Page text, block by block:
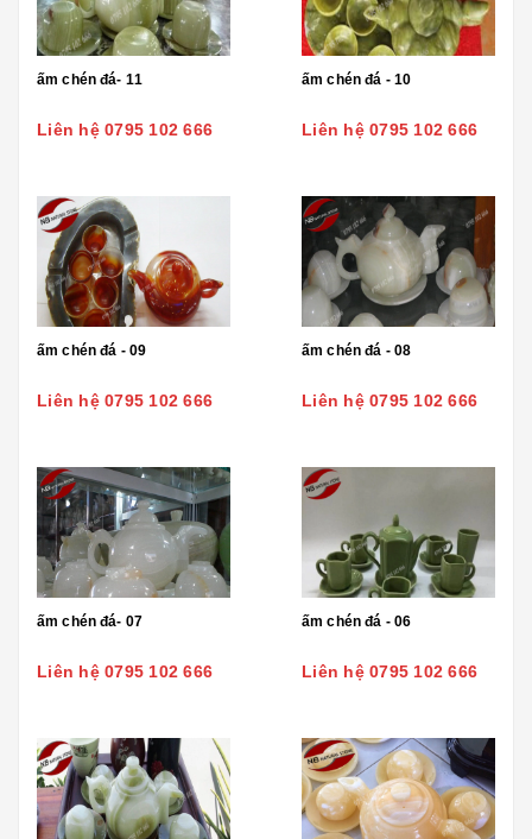
ấm chén đá- 11
Liên hệ 0795 102 666
ấm chén đá - 10
Liên hệ 0795 102 666
ấm chén đá - 09
Liên hệ 0795 102 666
ấm chén đá - 08
Liên hệ 0795 102 666
ấm chén đá- 07
Liên hệ 0795 102 666
ấm chén đá - 06
Liên hệ 0795 102 666